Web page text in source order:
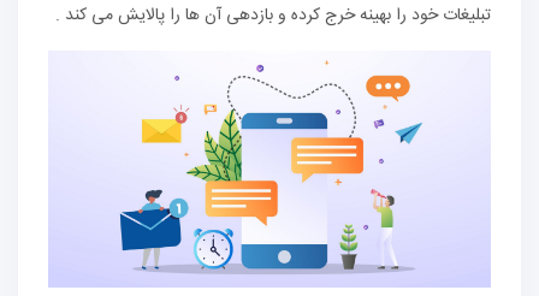
تبلیغات خود را بهینه خرج کرده و بازدهی آن ها را پالایش می کند .